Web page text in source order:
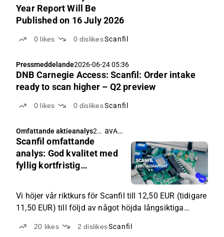
Year Report Will Be
Published on 16 July 2026
0 likes 0 dislikesScanfil
Pressmeddelande2026-06-24 05:36
DNB Carnegie Access: Scanfil: Order intake
ready to scan higher – Q2 preview
0 likes 0 dislikesScanfil
Omfattande aktieanalys20
26-
06-
av Antti Viljakainen
Scanfil omfattande
analys: God kvalitet med
fyllig kortfristig
Vi höjer vår riktkurs för Scanfil till 12,50 EUR (tidigare
11,50 EUR) till följd av något höjda långsiktiga
starka utveckling under det senaste året har den
20 likes 2dislikesScanfil